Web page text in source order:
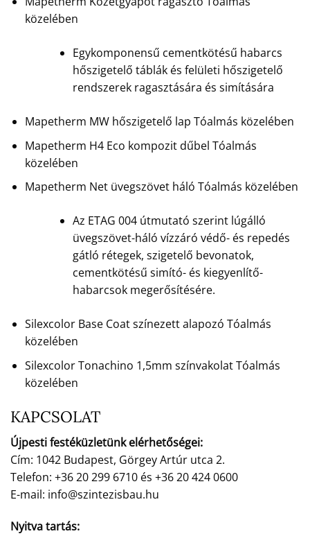
közelében
Egykomponensű cementkötésű habarcs
hőszigetelő táblák és felületi hőszigetelő
rendszerek ragasztására és simítására
Mapetherm MW hőszigetelő lap Tóalmás közelében
Mapetherm H4 Eco kompozit dűbel Tóalmás
közelében
Mapetherm Net üvegszövet háló Tóalmás közelében
Az ETAG 004 útmutató szerint lúgálló
üvegszövet-háló vízzáró védő- és repedés
gátló rétegek, szigetelő bevonatok,
cementkötésű simító- és kiegyenlítő-
habarcsok megerősítésére.
Silexcolor Base Coat színezett alapozó Tóalmás
közelében
Silexcolor Tonachino 1,5mm színvakolat Tóalmás
közelében
KAPCSOLAT
Újpesti festéküzletünk elérhetőségei:
Cím: 1042 Budapest, Görgey Artúr utca 2.
Telefon: +36 20 299 6710 és +36 20 424 0600
E-mail: info@szintezisbau.hu
Nyitva tartás: